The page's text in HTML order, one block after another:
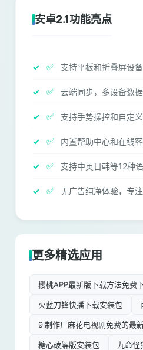
安卓2.1功能亮点
✅ 支持平板和折叠屏设
✅ 云端同步，多设备数
✅ 支持手势操控和自定
✅ 内置帮助中心和在线
✅ 支持中英日韩等12种
✅ 无广告纯净体验，专
更多精选应用
樱桃APP最新版下载方法免费
火蓝刀锋快播下载安装包
9i制作厂麻花电视剧免费的最
糖心破解版安装包 九命怪